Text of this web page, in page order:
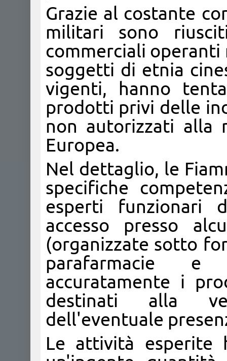
Grazie al costante
militari sono
commerciali
soggetti di etnia
vigenti, hanno
prodotti privi delle
non autorizzati alla
Europea.
Nel dettaglio, le
specifiche
esperti funzionari
accesso presso
(organizzate sotto
parafarmacie
accuratamente i
destinati alla
dell'eventuale
Le attività esperite